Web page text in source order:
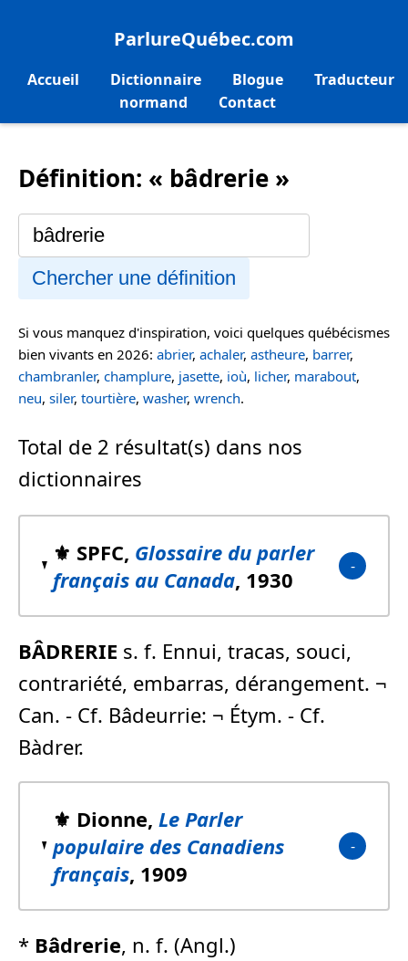
ParlureQuébec.com
Accueil Dictionnaire Blogue
Traducteur
normand
Contact
Définition: « bâdrerie »
Chercher une définition
Si vous manquez d'inspiration, voici quelques québécismes
bien vivants en 2026: abrier, achaler, astheure, barrer,
chambranler, champlure, jasette, ioù, licher, marabout,
neu, siler, tourtière, washer, wrench.
Total de 2 résultat(s) dans nos
dictionnaires
⚜️ SPFC, Glossaire du parler
français au Canada, 1930
BÂDRERIE s. f. Ennui, tracas, souci,
contrariété, embarras, dérangement. ¬
Can. - Cf. Bâdeurrie: ¬ Étym. - Cf.
Bàdrer.
⚜️ Dionne, Le Parler
populaire des Canadiens
français, 1909
* Bâdrerie, n. f. (Angl.)